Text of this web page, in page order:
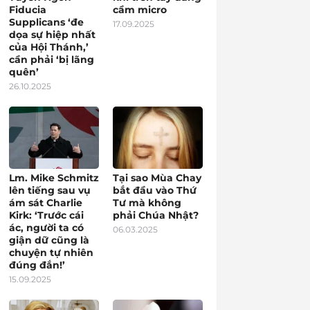
Fiducia
Supplicans ‘đe
dọa sự hiệp nhất
của Hội Thánh,’
cần phải ‘bị lãng
quên’
26.10.2025
cầm micro
17.09.2025
Lm. Mike Schmitz
lên tiếng sau vụ
ám sát Charlie
Kirk: ‘Trước cái
ác, người ta có
giận dữ cũng là
chuyện tự nhiên
đúng đắn!’
15.09.2025
Tại sao Mùa Chay
bắt đầu vào Thứ
Tư mà không
phải Chúa Nhật?
06.03.2025